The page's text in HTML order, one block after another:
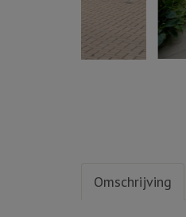
Omschrijving